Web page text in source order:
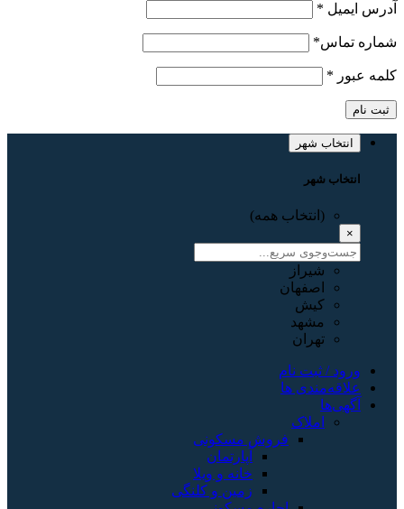
آدرس ایمیل *
شماره تماس*
کلمه عبور *
ثبت نام
انتخاب شهر
انتخاب شهر
(انتخاب همه)
×
شیراز
اصفهان
کیش
مشهد
تهران
ورود / ثبت نام
علاقه‌مندی ها
آگهی‌ها
املاک
فروش مسکونی
آپارتمان
خانه و ویلا
زمین و کلنگی